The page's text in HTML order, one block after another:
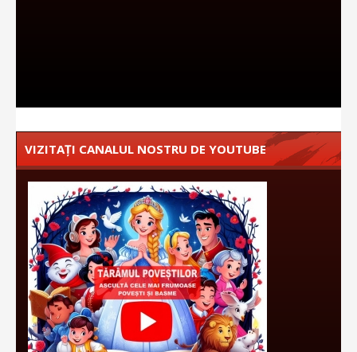
VIZITAȚI CANALUL NOSTRU DE YOUTUBE